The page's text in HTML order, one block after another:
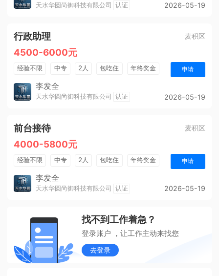
带薪年假天水华圆尚御科技有限公司 认证 2026-05-19
行政助理 麦积区
4500-6000元
经验不限 中专 2人 包吃住
年终奖金
五险
周末双休
申请
李发全
天水华圆尚御科技有限公司 认证 2026-05-19
前台接待 麦积区
4000-5800元
经验不限 中专 2人 包吃住
年终奖金
法定节假日
申请
李发全
天水华圆尚御科技有限公司 认证 2026-05-19
找不到工作着急？
登录账户 ，让工作主动来找您
去登录